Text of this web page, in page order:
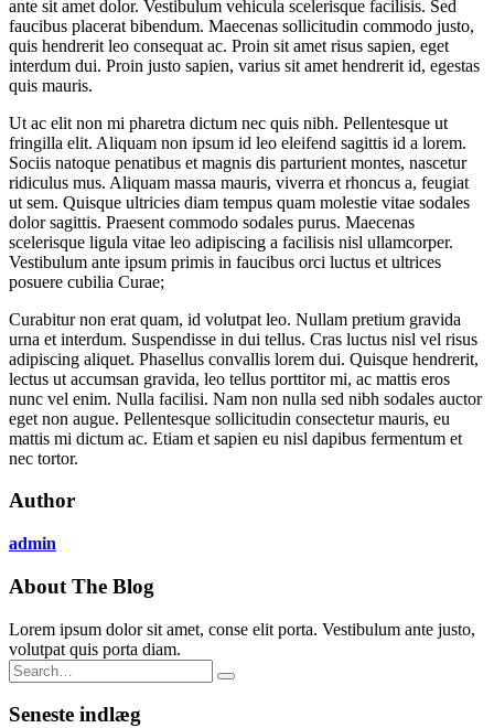
ante sit amet dolor. Vestibulum vehicula scelerisque facilisis. Sed
faucibus placerat bibendum. Maecenas sollicitudin commodo justo,
quis hendrerit leo consequat ac. Proin sit amet risus sapien, eget
interdum dui. Proin justo sapien, varius sit amet hendrerit id, egestas
quis mauris.
Ut ac elit non mi pharetra dictum nec quis nibh. Pellentesque ut
fringilla elit. Aliquam non ipsum id leo eleifend sagittis id a lorem.
Sociis natoque penatibus et magnis dis parturient montes, nascetur
ridiculus mus. Aliquam massa mauris, viverra et rhoncus a, feugiat
ut sem. Quisque ultricies diam tempus quam molestie vitae sodales
dolor sagittis. Praesent commodo sodales purus. Maecenas
scelerisque ligula vitae leo adipiscing a facilisis nisl ullamcorper.
Vestibulum ante ipsum primis in faucibus orci luctus et ultrices
posuere cubilia Curae;
Curabitur non erat quam, id volutpat leo. Nullam pretium gravida
urna et interdum. Suspendisse in dui tellus. Cras luctus nisl vel risus
adipiscing aliquet. Phasellus convallis lorem dui. Quisque hendrerit,
lectus ut accumsan gravida, leo tellus porttitor mi, ac mattis eros
nunc vel enim. Nulla facilisi. Nam non nulla sed nibh sodales auctor
eget non augue. Pellentesque sollicitudin consectetur mauris, eu
mattis mi dictum ac. Etiam et sapien eu nisl dapibus fermentum et
nec tortor.
Author
admin
About The Blog
Lorem ipsum dolor sit amet, conse elit porta. Vestibulum ante justo,
volutpat quis porta diam.
Seneste indlæg